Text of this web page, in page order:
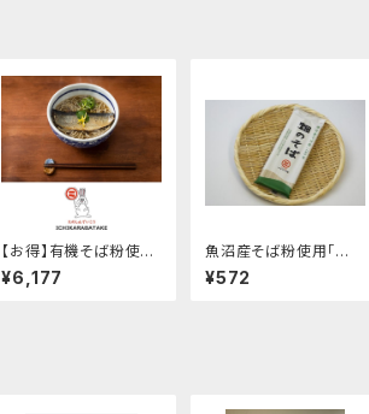
【お得】有機そば粉使用
「畑のそば乾麺」(180g)
1ケース12ヶ入り オン
¥6,177
魚沼産そば粉使用「畑
のそば乾麺」(180g)
¥572